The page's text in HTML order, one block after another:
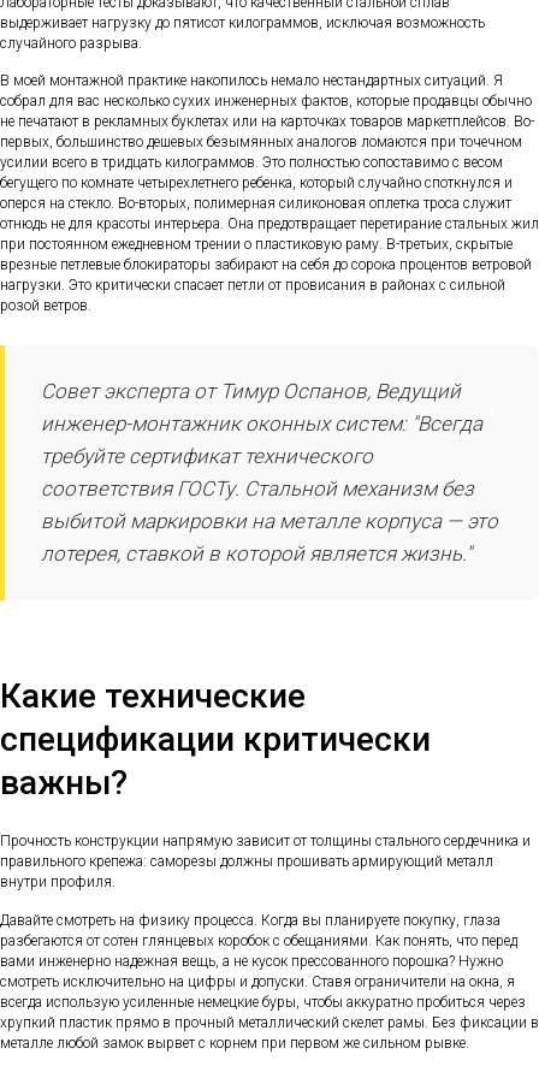
выдерживает нагрузку до пятисот килограммов, исключая возможность
случайного разрыва.
В моей монтажной практике накопилось немало нестандартных ситуаций. Я
собрал для вас несколько сухих инженерных фактов, которые продавцы обычно
не печатают в рекламных буклетах или на карточках товаров маркетплейсов. Во-
первых, большинство дешевых безымянных аналогов ломаются при точечном
усилии всего в тридцать килограммов. Это полностью сопоставимо с весом
бегущего по комнате четырехлетнего ребенка, который случайно споткнулся и
оперся на стекло. Во-вторых, полимерная силиконовая оплетка троса служит
отнюдь не для красоты интерьера. Она предотвращает перетирание стальных жил
при постоянном ежедневном трении о пластиковую раму. В-третьих, скрытые
врезные петлевые блокираторы забирают на себя до сорока процентов ветровой
нагрузки. Это критически спасает петли от провисания в районах с сильной
розой ветров.
Совет эксперта от Тимур Оспанов, Ведущий
инженер-монтажник оконных систем: "Всегда
требуйте сертификат технического
соответствия ГОСТу. Стальной механизм без
выбитой маркировки на металле корпуса — это
лотерея, ставкой в которой является жизнь."
Какие технические
спецификации критически
важны?
Прочность конструкции напрямую зависит от толщины стального сердечника и
правильного крепежа: саморезы должны прошивать армирующий металл
внутри профиля.
Давайте смотреть на физику процесса. Когда вы планируете покупку, глаза
разбегаются от сотен глянцевых коробок с обещаниями. Как понять, что перед
вами инженерно надежная вещь, а не кусок прессованного порошка? Нужно
смотреть исключительно на цифры и допуски. Ставя ограничители на окна, я
всегда использую усиленные немецкие буры, чтобы аккуратно пробиться через
хрупкий пластик прямо в прочный металлический скелет рамы. Без фиксации в
металле любой замок вырвет с корнем при первом же сильном рывке.